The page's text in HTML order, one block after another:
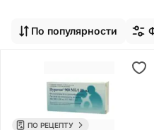
По популярности
ПО РЕЦЕПТУ